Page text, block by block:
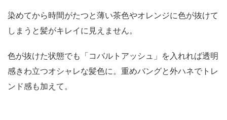
染めてから時間がたつと薄い茶色やオレンジに色が抜けて
しまうと髪がキレイに見えません。
色が抜けた状態でも「コバルトアッシュ」を入れれば透明
感きわ立つオシャレな髪色に。重めバングと外ハネでトレ
ンド感も加えて。